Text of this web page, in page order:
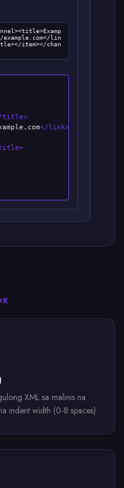
lin
item></chan
title>
</link>
XML sa malinis na
indent width (0-8 spaces).